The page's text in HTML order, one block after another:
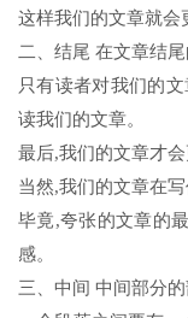
这样我们的文章就会
二、结尾 在文章结
只有读者对我们的
读我们的文章。
最后,我们的文章才会
当然,我们的文章在
毕竟,夸张的文章的
感。
三、中间 中间部分的